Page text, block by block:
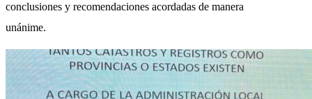
conclusiones y recomendaciones acordadas de manera
unánime.